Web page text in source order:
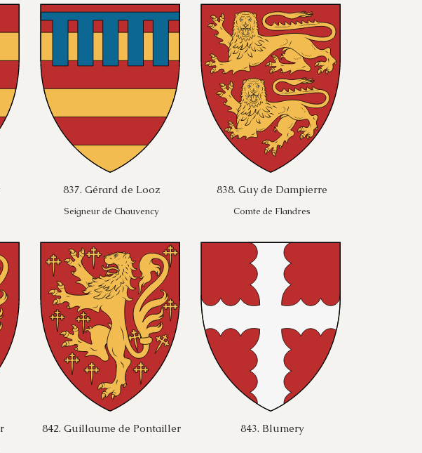
837. Gérard de Looz
Seigneur de Chauvency
838. Guy de Dampierre
Comte de Flandres
842. Guillaume de Pontailler 843. Blumery